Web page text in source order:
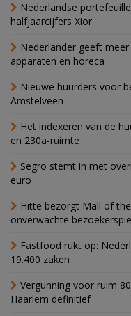
Nederlandse
halfjaarcijfers Xior
Nederlander geeft meer
apparaten en horeca
Nieuwe huurders voor
Amstelveen
Het indexeren van de
en 230a-ruimte
Segro stemt in met
euro
Hitte bezorgt Mall of
onverwachte
Fastfood rukt op:
19.400 zaken
Vergunning voor ruim
Haarlem definitief